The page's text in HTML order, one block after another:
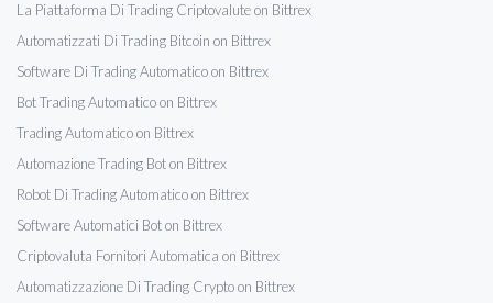
La Piattaforma Di Trading Criptovalute on Bittrex
Automatizzati Di Trading Bitcoin on Bittrex
Software Di Trading Automatico on Bittrex
Bot Trading Automatico on Bittrex
Trading Automatico on Bittrex
Automazione Trading Bot on Bittrex
Robot Di Trading Automatico on Bittrex
Software Automatici Bot on Bittrex
Criptovaluta Fornitori Automatica on Bittrex
Automatizzazione Di Trading Crypto on Bittrex